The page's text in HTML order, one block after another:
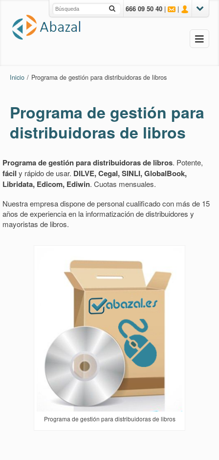
666 09 50 40 | |
Inicio / Programa de gestión para distribuidoras de libros
Programa de gestión para
distribuidoras de libros
Programa de gestión para distribuidoras de libros. Potente,
fácil y rápido de usar. DILVE, Cegal, SINLI, GlobalBook,
Libridata, Edicom, Ediwin. Cuotas mensuales.
Nuestra empresa dispone de personal cualificado con más de 15
años de experiencia en la informatización de distribuidores y
mayoristas de libros.
Programa de gestión para distribuidoras de libros